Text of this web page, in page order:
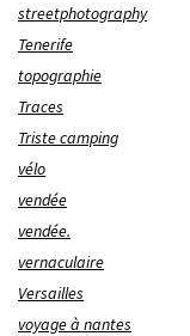
streetphotography
Tenerife
topographie
Traces
Triste camping
vélo
vendée
vendée.
vernaculaire
Versailles
voyage à nantes